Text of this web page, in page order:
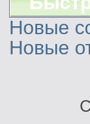
Новые
Новые